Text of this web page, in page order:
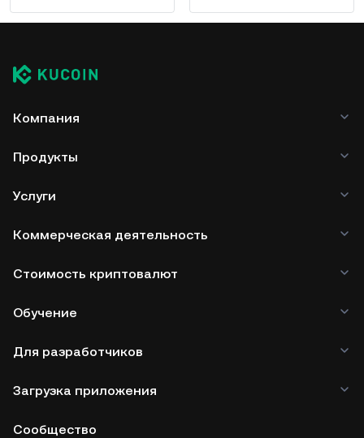
Компания
Продукты
Услуги
Коммерческая деятельность
Стоимость криптовалют
Обучение
Для разработчиков
Загрузка приложения
Сообщество